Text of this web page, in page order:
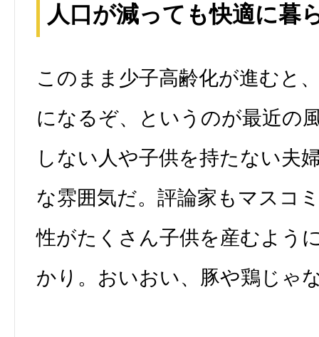
人口が減っても快適に暮
このまま少子高齢化が進むと
になるぞ、というのが最近の
しない人や子供を持たない夫
な雰囲気だ。評論家もマスコ
性がたくさん子供を産むよう
かり。おいおい、豚や鶏じゃ